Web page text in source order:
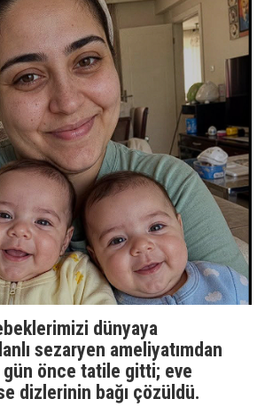
dünyaya
sezaryen ameliyatımdan
önce tatile gitti; eve
dizlerinin bağı çözüldü.